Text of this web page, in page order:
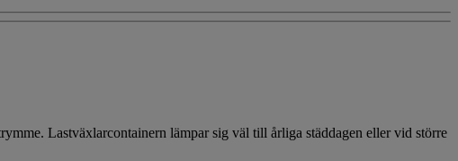
Lastväxlarcontainern lämpar sig väl till årliga städdagen eller vid större